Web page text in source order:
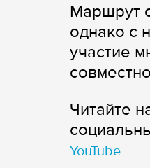
Маршрут
однако с
участие
Читайте
YouTube